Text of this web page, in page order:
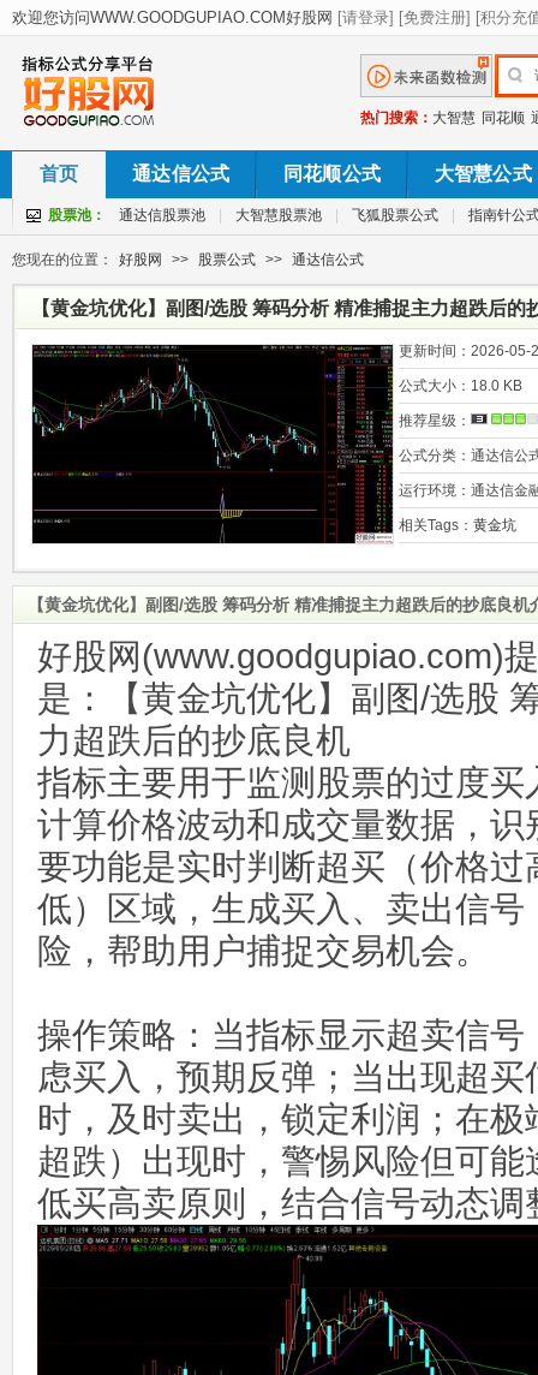
热门搜索： 大智慧 同花顺
首页 通达信公式 同花顺公式 大智慧公式
股票池： 通达信股票池 大智慧股票池 飞狐股票公式 指南针公
您现在的位置： 好股网 >> 股票公式 >> 通达信公式
【黄金坑优化】副图/选股 筹码分析 精准捕捉主力超跌后的
更新时间： 2026-05-
公式大小： 18.0 KB
推荐星级：
公式分类： 通达信公
运行环境： 通达信金
相关Tags： 黄金坑
【黄金坑优化】副图/选股 筹码分析 精准捕捉主力超跌后的抄底良机
好股网(www.goodgupiao.com)
是：【黄金坑优化】副图/选股
力超跌后的抄底良机
指标主要用于监测股票的过度
计算价格波动和成交量数据，
要功能是实时判断超买（价格
低）区域，生成买入、卖出信
险，帮助用户捕捉交易机会。
操作策略：当指标显示超卖信
虑买入，预期反弹；当出现超
时，及时卖出，锁定利润；在
超跌）出现时，警惕风险但可
低买高卖原则，结合信号动态调